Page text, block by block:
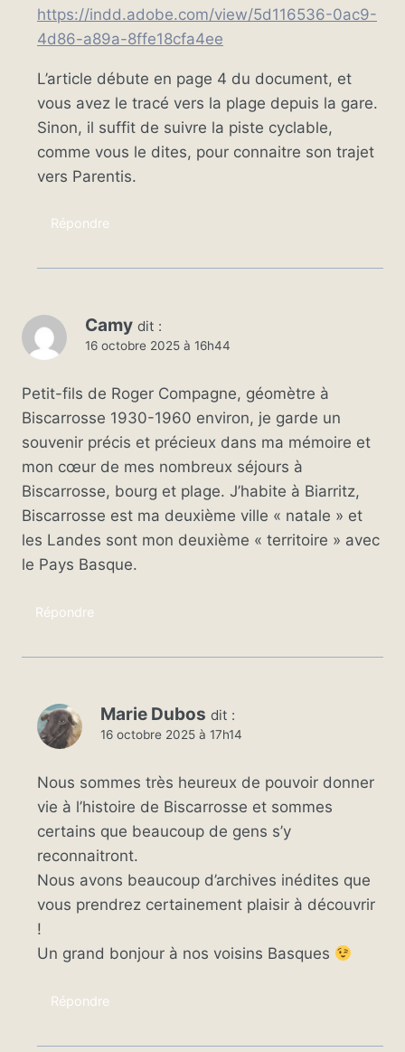
https://indd.adobe.com/view/5d116536-0ac9-
4d86-a89a-8ffe18cfa4ee
L’article débute en page 4 du document, et
vous avez le tracé vers la plage depuis la gare.
Sinon, il suffit de suivre la piste cyclable,
comme vous le dites, pour connaitre son trajet
vers Parentis.
Répondre
Camy dit :
16 octobre 2025 à 16h44
Petit-fils de Roger Compagne, géomètre à
Biscarrosse 1930-1960 environ, je garde un
souvenir précis et précieux dans ma mémoire et
mon cœur de mes nombreux séjours à
Biscarrosse, bourg et plage. J’habite à Biarritz,
Biscarrosse est ma deuxième ville « natale » et
les Landes sont mon deuxième « territoire » avec
le Pays Basque.
Répondre
Marie Dubos dit :
16 octobre 2025 à 17h14
Nous sommes très heureux de pouvoir donner
vie à l’histoire de Biscarrosse et sommes
certains que beaucoup de gens s’y
reconnaitront.
Nous avons beaucoup d’archives inédites que
vous prendrez certainement plaisir à découvrir
!
Un grand bonjour à nos voisins Basques
Répondre